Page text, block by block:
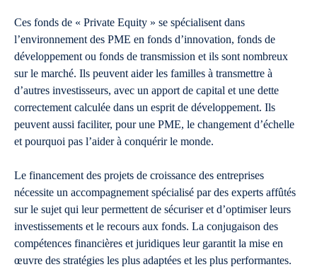
Ces fonds de « Private Equity » se spécialisent dans
l’environnement des PME en fonds d’innovation, fonds de
développement ou fonds de transmission et ils sont nombreux
sur le marché. Ils peuvent aider les familles à transmettre à
d’autres investisseurs, avec un apport de capital et une dette
correctement calculée dans un esprit de développement. Ils
peuvent aussi faciliter, pour une PME, le changement d’échelle
et pourquoi pas l’aider à conquérir le monde.
Le financement des projets de croissance des entreprises
nécessite un accompagnement spécialisé par des experts affûtés
sur le sujet qui leur permettent de sécuriser et d’optimiser leurs
investissements et le recours aux fonds. La conjugaison des
compétences financières et juridiques leur garantit la mise en
œuvre des stratégies les plus adaptées et les plus performantes.